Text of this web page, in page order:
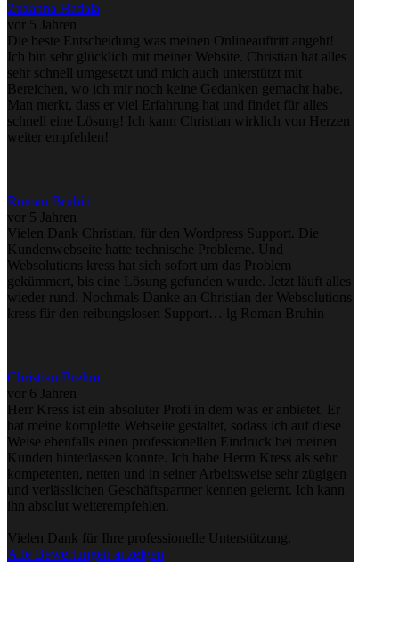
Zuzanna Hadala
vor 5 Jahren
Die beste Entscheidung was meinen Onlineauftritt angeht!
Ich bin sehr glücklich mit meiner Website. Christian hat alles
sehr schnell umgesetzt und mich auch unterstützt mit
Bereichen, wo ich mir noch keine Gedanken gemacht habe.
Man merkt, dass er viel Erfahrung hat und findet für alles
schnell eine Lösung! Ich kann Christian wirklich von Herzen
weiter empfehlen!
Roman Bruhin
vor 5 Jahren
Vielen Dank Christian, für den Wordpress Support. Die
Kundenwebseite hatte technische Probleme. Und
Websolutions kress hat sich sofort um das Problem
gekümmert, bis eine Lösung gefunden wurde. Jetzt läuft alles
wieder rund. Nochmals Danke an Christian der Websolutions
kress für den reibungslosen Support… lg Roman Bruhin
Christian Brehm
vor 6 Jahren
Herr Kress ist ein absoluter Profi in dem was er anbietet. Er
hat meine komplette Webseite gestaltet, sodass ich auf diese
Weise ebenfalls einen professionellen Eindruck bei meinen
Kunden hinterlassen konnte. Ich habe Herrn Kress als sehr
kompetenten, netten und in seiner Arbeitsweise sehr zügigen
und verlässlichen Geschäftspartner kennen gelernt. Ich kann
ihn absolut weiterempfehlen.
Vielen Dank für Ihre professionelle Unterstützung.
Alle Bewertungen anzeigen